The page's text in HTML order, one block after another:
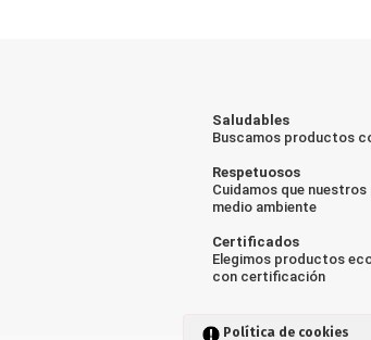
Saludables
Buscamos productos
Respetuosos
Cuidamos que
medio ambiente
Certificados
Elegimos productos
con certificación
Política de cookies